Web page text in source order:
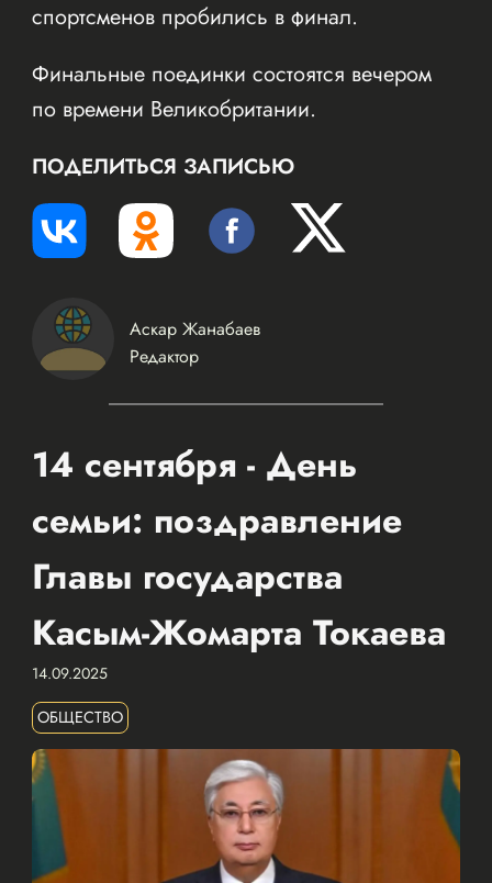
спортсменов пробились в финал.
Финальные поединки состоятся вечером
по времени Великобритании.
ПОДЕЛИТЬСЯ ЗАПИСЬЮ
Аскар Жанабаев
Редактор
14 сентября - День
семьи: поздравление
Главы государства
Касым-Жомарта Токаева
14.09.2025
ОБЩЕСТВО